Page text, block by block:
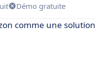
Démo gratuite
comme une